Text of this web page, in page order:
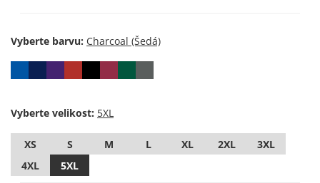
Vyberte barvu:
Vyberte velikost:
XS S M L XL 2XL
3XL
4XL
5XL